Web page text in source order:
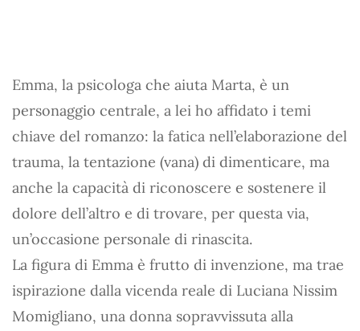
Emma, la psicologa che aiuta Marta, è un
personaggio centrale, a lei ho affidato i temi
chiave del romanzo: la fatica nell’elaborazione del
trauma, la tentazione (vana) di dimenticare, ma
anche la capacità di riconoscere e sostenere il
dolore dell’altro e di trovare, per questa via,
un’occasione personale di rinascita.
La figura di Emma è frutto di invenzione, ma trae
ispirazione dalla vicenda reale di Luciana Nissim
Momigliano, una donna sopravvissuta alla